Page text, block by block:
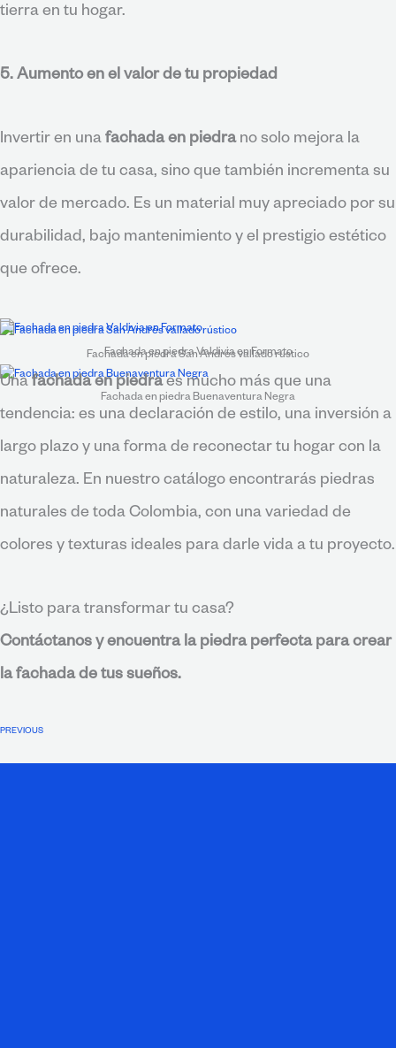
tierra en tu hogar.
5. Aumento en el valor de tu propiedad
Invertir en una fachada en piedrano solo mejora la
apariencia de tu casa, sino que también incrementa su
valor de mercado. Es un material muy apreciado por su
durabilidad, bajo mantenimiento y el prestigio estético
que ofrece.
Fachada en piedra Valdivia en Formato
Fachada en piedra Buenaventura Negra
Fachada en piedra San Andrés vallado rústico
Unafachada en piedraes mucho más que una
tendencia: es una declaración de estilo, una inversión a
largo plazo y una forma de reconectar tu hogar con la
naturaleza. En nuestro catálogo encontrarás piedras
naturales de toda Colombia, con una variedad de
colores y texturas ideales para darle vida a tu proyecto.
¿Listo para transformar tu casa?
Contáctanos y encuentra la piedra perfecta para crear
la fachada de tus sueños.
PREVIOUS